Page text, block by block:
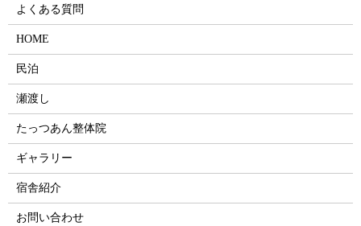
よくある質問
HOME
民泊
瀬渡し
たっつあん整体院
ギャラリー
宿舎紹介
お問い合わせ